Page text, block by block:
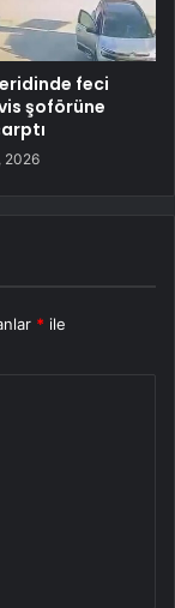
feci
şoförüne
2026
* ile